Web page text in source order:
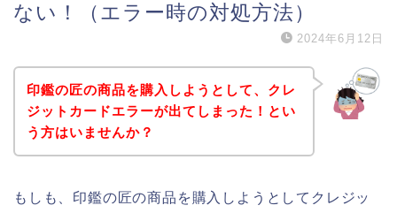
ない！（エラー時の対処方法）
2024年6月12日
印鑑の匠の商品を購入しようとして、クレ
ジットカードエラーが出てしまった！とい
う方はいませんか？
もしも、印鑑の匠の商品を購入しようとしてクレジッ